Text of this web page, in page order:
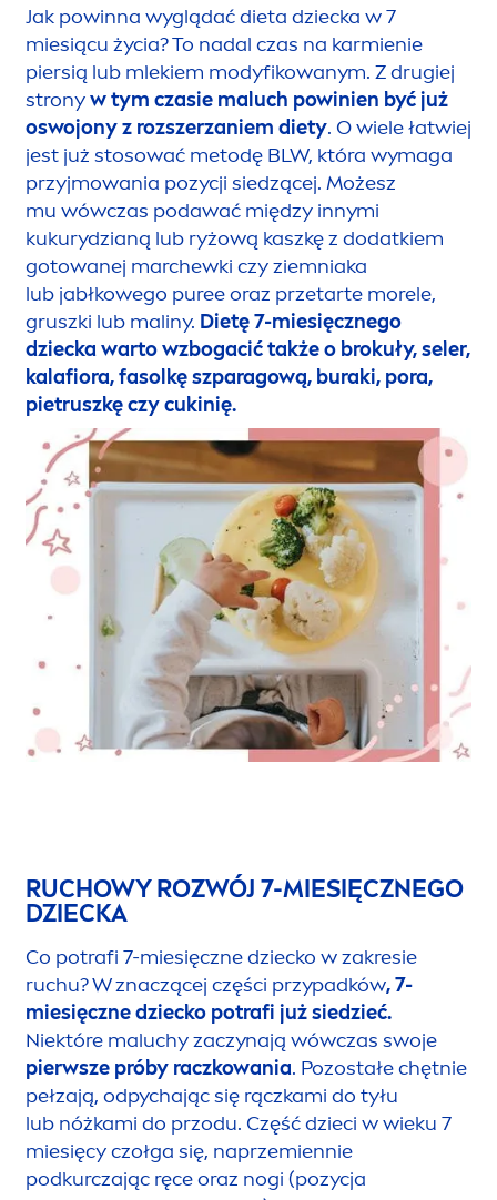
Jak powinna wyglądać dieta dziecka w 7
miesiącu życia? To nadal czas na karmienie
piersią lub mlekiem modyfikowanym. Z drugiej
stronyw tym czasie maluch powinien być już
oswojony z rozszerzaniem diety. O wiele łatwiej
jest już stosować metodę BLW, która wymaga
przyjmowania pozycji siedzącej. Możesz
mu wówczas podawać między innymi
kukurydzianą lub ryżową kaszkę z dodatkiem
gotowanej marchewki czy ziemniaka
lub jabłkowego puree oraz przetarte morele,
gruszki lub maliny. Dietę 7-miesięcznego
dziecka warto wzbogacić także o brokuły, seler,
kalafiora, fasolkę szparagową, buraki, pora,
pietruszkę czy cukinię.
RUCHOWY ROZWÓJ 7-MIESIĘCZNEGO
DZIECKA
Co potrafi 7-miesięczne dziecko w zakresie
ruchu? W znaczącej części przypadków, 7-
miesięczne dziecko potrafi już siedzieć.
Niektóre maluchy zaczynają wówczas swoje
pierwsze próby raczkowania. Pozostałe chętnie
pełzają, odpychając się rączkami do tyłu
lub nóżkami do przodu. Część dzieci w wieku 7
miesięcy czołga się, naprzemiennie
podkurczając ręce oraz nogi (pozycja